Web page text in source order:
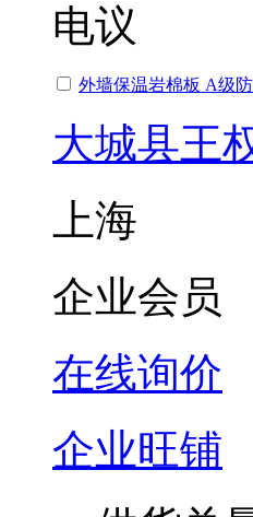
电议
外墙保温岩棉板 A级
大城县王
上海
企业会员
在线询价
企业旺铺